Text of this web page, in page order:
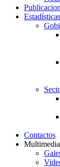
Contactos
Multimedia